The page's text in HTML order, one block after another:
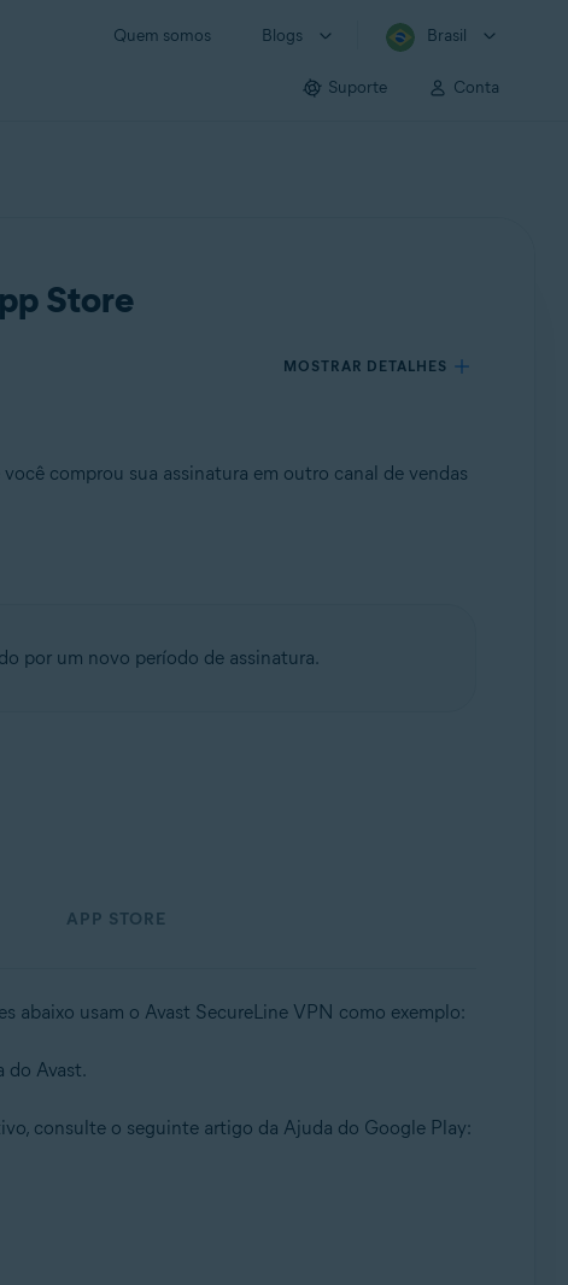
Quem somos Blogs Brasil
Suporte Conta
Store
MOSTRAR DETALHES
você comprou sua assinatura em outro canal de vendas
por um novo período de assinatura.
APP STORE
abaixo usam o Avast SecureLine VPN como exemplo:
do Avast.
consulte o seguinte artigo da Ajuda do Google Play: